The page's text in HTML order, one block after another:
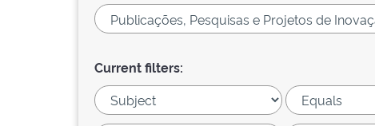
Current filters: